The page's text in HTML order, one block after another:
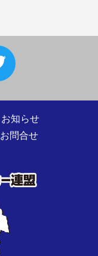
お知らせ
お問合せ